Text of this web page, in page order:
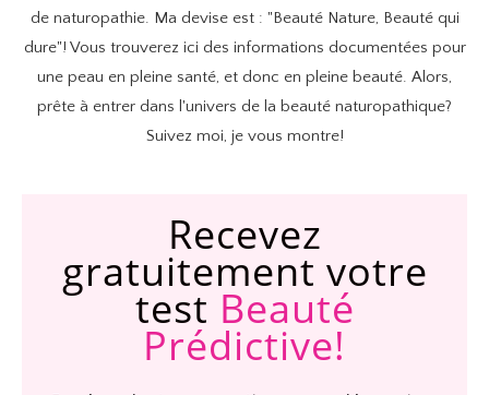
de naturopathie. Ma devise est : "Beauté Nature, Beauté qui
dure"! Vous trouverez ici des informations documentées pour
une peau en pleine santé, et donc en pleine beauté. Alors,
prête à entrer dans l'univers de la beauté naturopathique?
Suivez moi, je vous montre!
​Recevez
gratuitement votre
test Beauté
Prédictive!